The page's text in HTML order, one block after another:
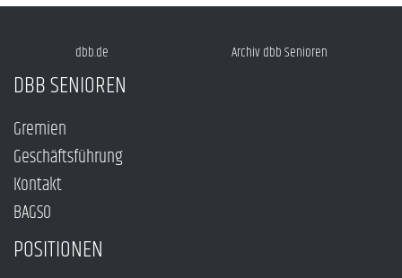
dbb.de Archiv dbb Senioren
DBB SENIOREN
Gremien
Geschäftsführung
Kontakt
BAGSO
POSITIONEN